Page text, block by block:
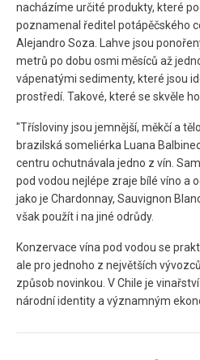
nacházíme určité produkty, které
poznamenal ředitel potápěčského
Alejandro Soza. Lahve jsou
metrů po dobu osmi měsíců až
vápenatými sedimenty, které jsou
prostředí. Takové, které se skvěle
"Třísloviny jsou jemnější, měkčí a
brazilská someliérka Luana
centru ochutnávala jedno z vín.
pod vodou nejlépe zraje bílé víno a
jako je Chardonnay, Sauvignon
však použít i na jiné odrůdy.
Konzervace vína pod vodou se
ale pro jednoho z největších
způsob novinkou. V Chile je
národní identity a významným